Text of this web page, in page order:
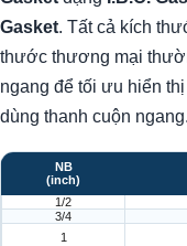
Gasket. Tất cả kích
thước thương mại
ngang để tối ưu hiển
dùng thanh cuộn ngang.
NB
(inch)
1/2
3/4
1